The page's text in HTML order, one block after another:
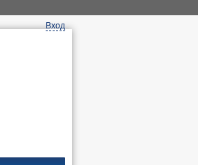
Вход